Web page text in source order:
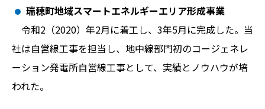
瑞穂町地域スマートエネルギーエリア形成事業
令和2（2020）年2月に着工し、3年5月に完成した。当
社は自営線工事を担当し、地中線部門初のコージェネレ
ーション発電所自営線工事として、実績とノウハウが培
われた。